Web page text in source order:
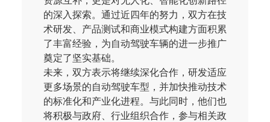
的深入探索。通过近四年的努力，双方在技
术研发、产品测试和商业模式构建方面积累
了丰富经验，为自动驾驶车辆的进一步推广
奠定了坚实基础。
未来，双方表示将继续深化合作，研发适应
更多场景的自动驾驶车型，并加快推动技术
的标准化和产业化进程。与此同时，他们也
将积极与政府、行业组织合作，参与相关政